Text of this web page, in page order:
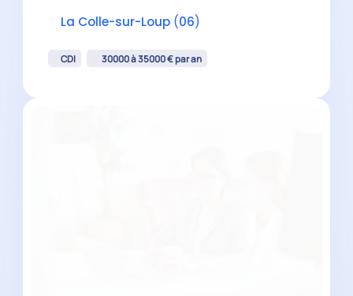
La Colle-sur-Loup (06)
CDI 30000 à 35000 € par an